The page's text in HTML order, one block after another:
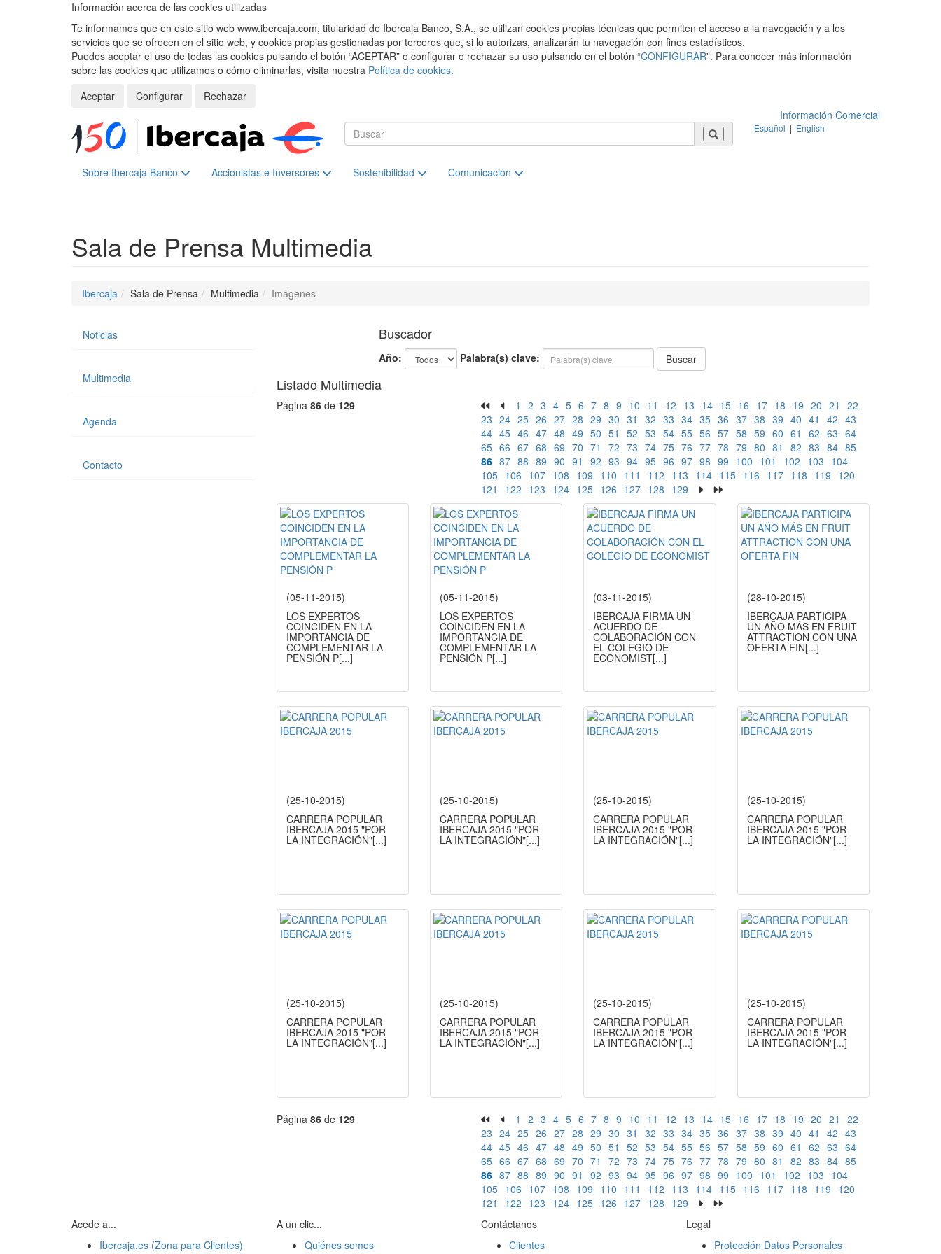
Información acerca de las cookies utilizadas
Te informamos que en este sitio web www.ibercaja.com, titularidad de Ibercaja Banco, S.A., se utilizan cookies propias técnicas que permiten el acceso a la navegación y a los
servicios que se ofrecen en el sitio web, y cookies propias gestionadas por terceros que, si lo autorizas, analizarán tu navegación con fines estadísticos.
Puedes aceptar el uso de todas las cookies pulsando el botón “ACEPTAR” o configurar o rechazar su uso pulsando en el botón “CONFIGURAR”. Para conocer más información
sobre las cookies que utilizamos o cómo eliminarlas, visita nuestra Política de cookies.
Aceptar
Configurar
Rechazar
Información Comercial
Español | English
Sobre Ibercaja Banco Accionistas e Inversores Sostenibilidad Comunicación
Sala de Prensa Multimedia
Ibercaja Sala de Prensa Multimedia Imágenes
Buscador
Año: Palabra(s) clave: Buscar
Listado Multimedia
Página 86de 129 1 2 3 4 5 6 7 8 9 10 11 12 13 14 15 16 17 18 19 20 21
22
23 24 25 26 27 28 29 30 31 32 33 34 35 36 37 38 39 40 41 42 43
44 45 46 47 48 49 50 51 52 53 54 55 56 57 58 59 60 61 62 63 64
65 66 67 68 69 70 71 72 73 74 75 76 77 78 79 80 81 82 83 84 85
86 87 88 89 90 91 92 93 94 95 96 97 98 99 100 101 102 103 104
105 106 107 108 109 110 111 112 113 114 115 116 117 118 119 120
121
122 123 124 125 126 127 128 129
(05-11-2015)
LOS EXPERTOS
COINCIDEN EN LA
IMPORTANCIA DE
COMPLEMENTAR LA
PENSIÓN P[...]
(05-11-2015)
LOS EXPERTOS
COINCIDEN EN LA
IMPORTANCIA DE
COMPLEMENTAR LA
PENSIÓN P[...]
(03-11-2015)
IBERCAJA FIRMA UN
ACUERDO DE
COLABORACIÓN CON
EL COLEGIO DE
ECONOMIST[...]
(28-10-2015)
IBERCAJA PARTICIPA
UN AÑO MÁS EN FRUIT
ATTRACTION CON UNA
OFERTA FIN[...]
(25-10-2015)
CARRERA POPULAR
IBERCAJA 2015 "POR
LA INTEGRACIÓN"[...]
(25-10-2015)
CARRERA POPULAR
IBERCAJA 2015 "POR
LA INTEGRACIÓN"[...]
(25-10-2015)
CARRERA POPULAR
IBERCAJA 2015 "POR
LA INTEGRACIÓN"[...]
(25-10-2015)
CARRERA POPULAR
IBERCAJA 2015 "POR
LA INTEGRACIÓN"[...]
(25-10-2015)
CARRERA POPULAR
IBERCAJA 2015 "POR
LA INTEGRACIÓN"[...]
(25-10-2015)
CARRERA POPULAR
IBERCAJA 2015 "POR
LA INTEGRACIÓN"[...]
(25-10-2015)
CARRERA POPULAR
IBERCAJA 2015 "POR
LA INTEGRACIÓN"[...]
(25-10-2015)
CARRERA POPULAR
IBERCAJA 2015 "POR
LA INTEGRACIÓN"[...]
Página 86de 129 1 2 3 4 5 6 7 8 9 10 11 12 13 14 15 16 17 18 19 20 21
22
23 24 25 26 27 28 29 30 31 32 33 34 35 36 37 38 39 40 41 42 43
44 45 46 47 48 49 50 51 52 53 54 55 56 57 58 59 60 61 62 63 64
65 66 67 68 69 70 71 72 73 74 75 76 77 78 79 80 81 82 83 84 85
86 87 88 89 90 91 92 93 94 95 96 97 98 99 100 101 102 103 104
105 106 107 108 109 110 111 112 113 114 115 116 117 118 119 120
121
122 123 124 125 126 127 128 129
Noticias
Multimedia
Agenda
Contacto
Acede a...
Ibercaja.es (Zona para Clientes)
A un clic...
Quiénes somos
Contáctanos
Clientes
Legal
Protección Datos Personales